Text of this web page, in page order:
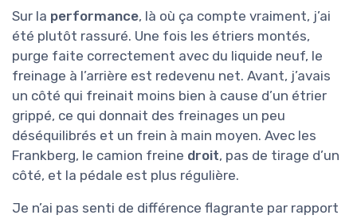
Sur la performance, là où ça compte vraiment, j’ai
été plutôt rassuré. Une fois les étriers montés,
purge faite correctement avec du liquide neuf, le
freinage à l’arrière est redevenu net. Avant, j’avais
un côté qui freinait moins bien à cause d’un étrier
grippé, ce qui donnait des freinages un peu
déséquilibrés et un frein à main moyen. Avec les
Frankberg, le camion freine droit, pas de tirage d’un
côté, et la pédale est plus régulière.
Je n’ai pas senti de différence flagrante par rapport